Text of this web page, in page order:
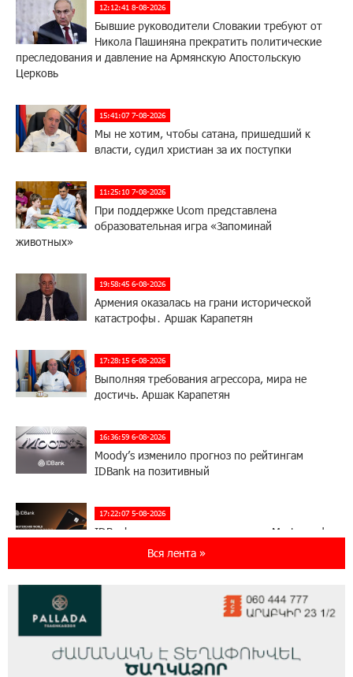
12:12:41 8-08-2026
Бывшие руководители Словакии требуют от
Никола Пашиняна прекратить политические
преследования и давление на Армянскую Апостольскую
Церковь
15:41:07 7-08-2026
Мы не хотим, чтобы сатана, пришедший к
власти, судил христиан за их поступки
11:25:10 7-08-2026
При поддержке Ucom представлена
образовательная игра «Запоминай
животных»
19:58:45 6-08-2026
Армения оказалась на грани исторической
катастрофы․ Аршак Карапетян
17:28:15 6-08-2026
Выполняя требования агрессора, мира не
достичь. Аршак Карапетян
16:36:59 6-08-2026
Moody’s изменило прогноз по рейтингам
IDBank на позитивный
17:22:07 5-08-2026
IDBank представляет новую карту Mastercard
World с преимуществами для путешествий и
мониторинг дикой природы в Гнишике с
помощью солнечной энергии
Вся лента »